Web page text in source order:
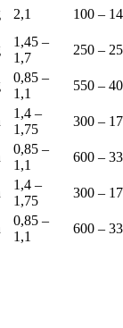
2,1 100 –
1,45 –
1,7
250 –
0,85 –
1,1
550 –
1,4 –
1,75
300 –
0,85 –
1,1
600 –
1,4 –
1,75
300 –
0,85 –
1,1
600 –